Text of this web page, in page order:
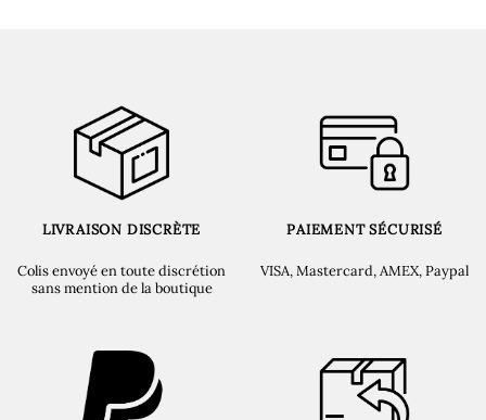
LIVRAISON DISCRÈTE
Colis envoyé en toute discrétion
sans mention de la boutique
PAIEMENT SÉCURISÉ
VISA, Mastercard, AMEX, Paypal